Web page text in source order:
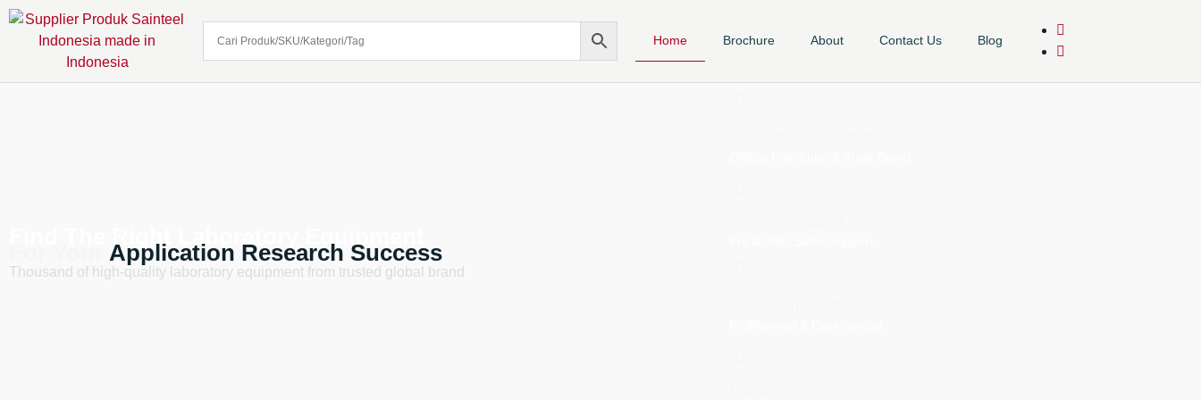
Home Brochure About Contact Us Blog
Application Research Success
Thousand of high-quality laboratory equipment from trusted global brand